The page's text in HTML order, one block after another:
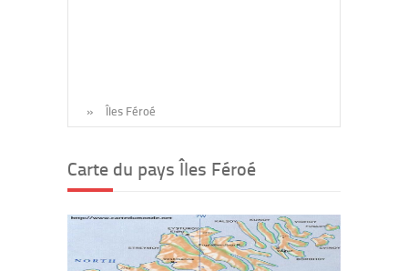
» Îles Féroé
Carte du pays Îles Féroé